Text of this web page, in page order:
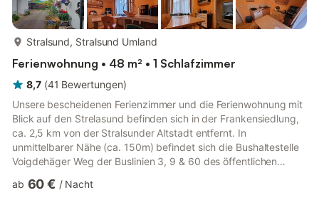
Stralsund, Stralsund Umland
Ferienwohnung • 48 m² • 1 Schlafzimmer
8,7 (41 Bewertungen)
Unsere bescheidenen Ferienzimmer und die Ferienwohnung mit
Blick auf den Strelasund befinden sich in der Frankensiedlung,
ca. 2,5 km von der Stralsunder Altstadt entfernt. In
unmittelbarer Nähe (ca. 150m) befindet sich die Bushaltestelle
Voigdehäger Weg der Buslinien 3, 9 & 60 des öffentlichen
von 10 Auto-Minuten sind Sie im historischen Stadtkern der
ab 60 € / Nacht